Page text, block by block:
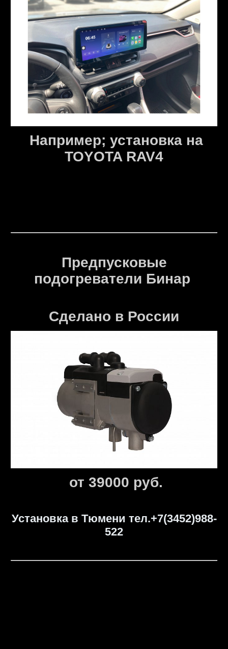
Например; установка на
TOYOTA RAV4
Предпусковые
подогреватели Бинар
Сделано в России
от 39000 руб.
Установка в Тюмени тел.+7(3452)988-
522